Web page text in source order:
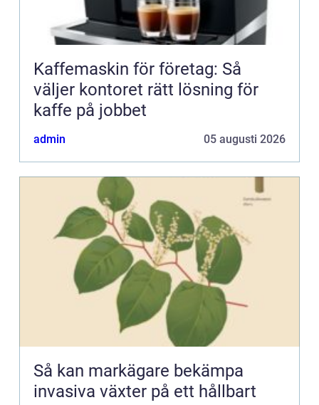
Kaffemaskin för företag: Så
väljer kontoret rätt lösning för
kaffe på jobbet
admin 05 augusti 2026
Så kan markägare bekämpa
invasiva växter på ett hållbart